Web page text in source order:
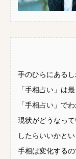
手のひらにある
「手相占い」は
「手相占い」で
現状がどうなっ
したらいいかとい
手相は変化するの